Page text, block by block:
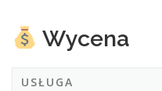
Wycena
USŁUGA